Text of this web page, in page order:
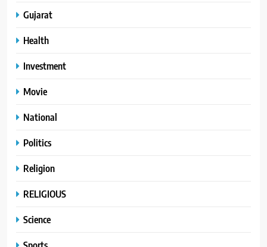
Gujarat
Health
Investment
Movie
National
Politics
Religion
RELIGIOUS
Science